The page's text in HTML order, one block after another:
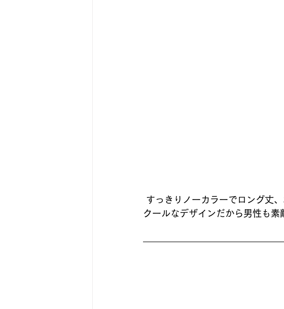
すっきりノーカラーでロング丈
クールなデザインだから男性も素